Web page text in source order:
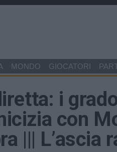
MONDO GIOCATORI
i
con
||| L’ascia